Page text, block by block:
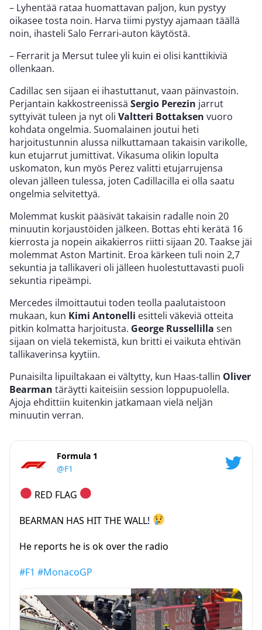
– Lyhentää rataa huomattavan paljon, kun pystyy
oikasee tosta noin. Harva tiimi pystyy ajamaan täällä
noin, ihasteli Salo Ferrari-auton käytöstä.
– Ferrarit ja Mersut tulee yli kuin ei olisi kanttikiviä
ollenkaan.
Cadillac sen sijaan ei ihastuttanut, vaan päinvastoin.
Perjantain kakkostreenissä Sergio Perezin jarrut
syttyivät tuleen ja nyt oli Valtteri Bottaksen vuoro
kohdata ongelmia. Suomalainen joutui heti
harjoitustunnin alussa nilkuttamaan takaisin varikolle,
kun etujarrut jumittivat. Vikasuma olikin lopulta
uskomaton, kun myös Perez valitti etujarrujensa
olevan jälleen tulessa, joten Cadillacilla ei olla saatu
ongelmia selvitettyä.
Molemmat kuskit pääsivät takaisin radalle noin 20
minuutin korjaustöiden jälkeen. Bottas ehti kerätä 16
kierrosta ja nopein aikakierros riitti sijaan 20. Taakse jäi
molemmat Aston Martinit. Eroa kärkeen tuli noin 2,7
sekuntia ja tallikaveri oli jälleen huolestuttavasti puoli
sekuntia ripeämpi.
Mercedes ilmoittautui toden teolla paalutaistoon
mukaan, kun Kimi Antonelli esitteli väkeviä otteita
pitkin kolmatta harjoitusta. George Russellilla sen
sijaan on vielä tekemistä, kun britti ei vaikuta ehtivän
tallikaverinsa kyytiin.
Punaisilta lipuiltakaan ei vältytty, kun Haas-tallin Oliver
Bearman täräytti kaiteisiin session loppupuolella.
Ajoja ehdittiin kuitenkin jatkamaan vielä neljän
minuutin verran.
Formula 1
@F1
RED FLAG
BEARMAN HAS HIT THE WALL!
He reports he is ok over the radio
#F1 #MonacoGP